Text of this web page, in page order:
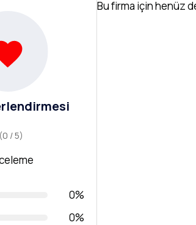
(0 / 5)
0%
0%
Bu firma için henüz